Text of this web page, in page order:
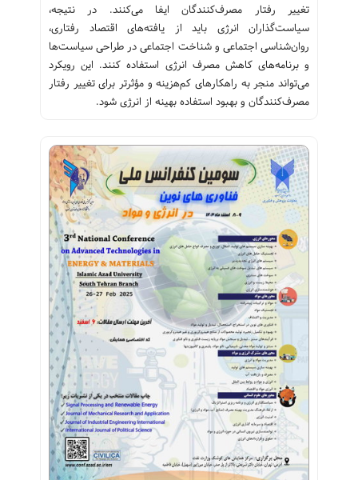
تغییر رفتار مصرف‌کنندگان ایفا می‌کنند. در نتیجه،
سیاست‌گذاران انرژی باید از یافته‌های اقتصاد رفتاری،
روان‌شناسی اجتماعی و شناخت اجتماعی در طراحی سیاست‌ها
و برنامه‌های کاهش مصرف انرژی استفاده کنند. این رویکرد
می‌تواند منجر به راهکارهای کم‌هزینه و مؤثرتر برای تغییر رفتار
مصرف‌کنندگان و بهبود استفاده بهینه از انرژی شود.